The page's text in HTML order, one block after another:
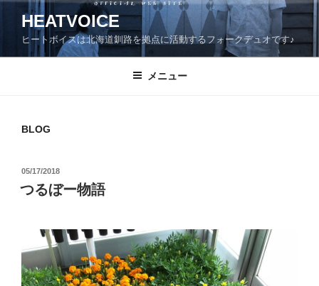
ン
HEATVOICE
ヒートボイスは北海道釧路を拠点に活動するフォークデュオです♪
メニュー
BLOG
投
稿
日:
05/17/2018
つるぼー物語